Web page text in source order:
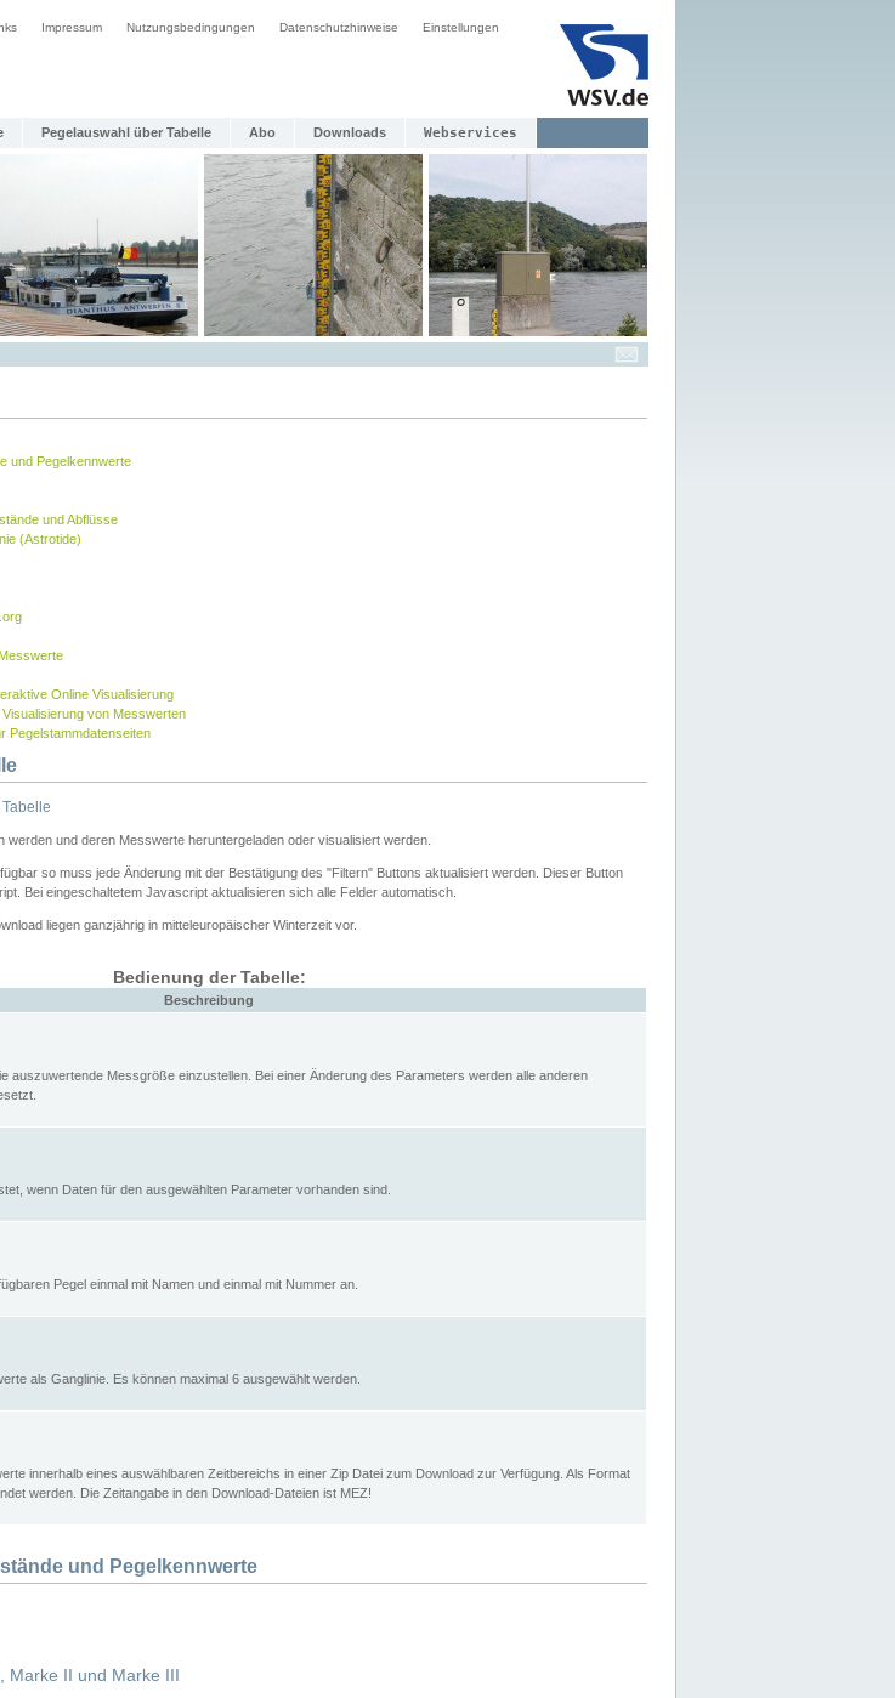
Impressum Nutzungsbedingungen Datenschutzhinweise Einstellungen
Pegelauswahl über Tabelle Abo Downloads Webservices
und Pegelkennwerte
und Abflüsse
(Astrotide)
Online Visualisierung
von Messwerten
Pegelstammdatenseiten
werden und deren Messwerte heruntergeladen oder visualisiert werden.
so muss jede Änderung mit der Bestätigung des "Filtern" Buttons aktualisiert werden. Dieser Button
Bei eingeschaltetem Javascript aktualisieren sich alle Felder automatisch.
liegen ganzjährig in mitteleuropäischer Winterzeit vor.
Bedienung der Tabelle:
Beschreibung
auszuwertende Messgröße einzustellen. Bei einer Änderung des Parameters werden alle anderen
wenn Daten für den ausgewählten Parameter vorhanden sind.
Pegel einmal mit Namen und einmal mit Nummer an.
als Ganglinie. Es können maximal 6 ausgewählt werden.
innerhalb eines auswählbaren Zeitbereichs in einer Zip Datei zum Download zur Verfügung. Als Format
werden. Die Zeitangabe in den Download-Dateien ist MEZ!
und Pegelkennwerte
Marke II und Marke III